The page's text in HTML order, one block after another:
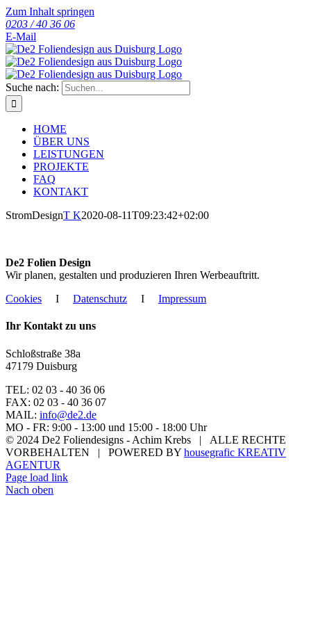
Zum Inhalt springen
0203 / 40 36 06
E-Mail
Suche nach:
HOME
ÜBER UNS
LEISTUNGEN
PROJEKTE
FAQ
KONTAKT
StromDesignT K2020-08-11T09:23:42+02:00
De2 Folien Design
Wir planen, gestalten und produzieren Ihren Werbeauftritt.
Cookies I Datenschutz I Impressum
Ihr Kontakt zu uns
Schloßstraße 38a
47179 Duisburg
TEL: 02 03 - 40 36 06
FAX: 02 03 - 40 36 07
MAIL: info@de2.de
MO - FR: 9:00 - 13:00 und 15:00 - 18:00 Uhr
© 2024 De2 Foliendesigns - Achim Krebs | ALLE RECHTE
VORBEHALTEN | POWERED BY housegrafic KREATIV
AGENTUR
Page load link
Nach oben